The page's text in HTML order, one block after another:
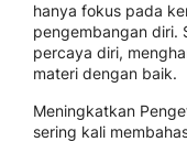
hanya fokus pada
pengembangan diri.
percaya diri,
materi dengan baik.
Meningkatkan
sering kali